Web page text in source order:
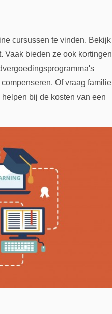
cursussen te vinden. Bekijk
Vaak bieden ze ook kortingen
Of vraag familie
bij de kosten van een